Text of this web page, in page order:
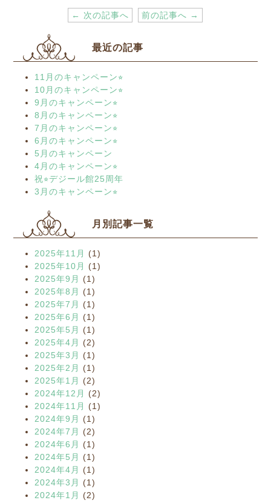
← 次の記事へ 前の記事へ →
最近の記事
11月のキャンペーン⭐︎
10月のキャンペーン⭐︎
9月のキャンペーン⭐︎
8月のキャンペーン⭐︎
7月のキャンペーン⭐︎
6月のキャンペーン⭐︎
5月のキャンペーン
4月のキャンペーン⭐︎
祝⭐︎デジール館25周年
3月のキャンペーン⭐︎
月別記事一覧
2025年11月
(1)
2025年10月
(1)
2025年9月
(1)
2025年8月
(1)
2025年7月
(1)
2025年6月
(1)
2025年5月
(1)
2025年4月
(2)
2025年3月
(1)
2025年2月
(1)
2025年1月
(2)
2024年12月
(2)
2024年11月
(1)
2024年9月
(1)
2024年7月
(2)
2024年6月
(1)
2024年5月
(1)
2024年4月
(1)
2024年3月
(1)
2024年1月
(2)